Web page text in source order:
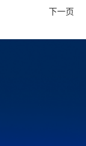
下一页